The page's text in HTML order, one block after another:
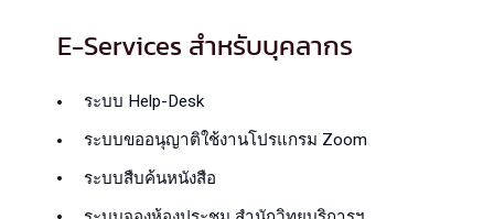
E-Services สำหรับบุคลากร
ระบบ Help-Desk
ระบบขออนุญาติใช้งานโปรแกรม Zoom
ระบบสืบค้นหนังสือ